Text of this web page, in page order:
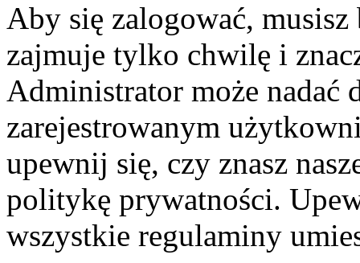
Aby się zalogować,
zajmuje tylko chwilę i
Administrator może nadać
zarejestrowanym
upewnij się, czy znasz
politykę prywatności.
wszystkie regulaminy